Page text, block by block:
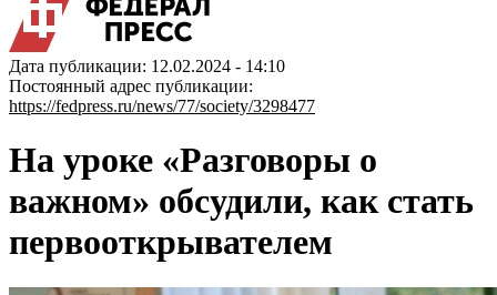
Дата публикации: 12.02.2024 - 14:10
Постоянный адрес публикации:
https://fedpress.ru/news/77/society/3298477
На уроке «Разговоры о
важном» обсудили, как стать
первооткрывателем